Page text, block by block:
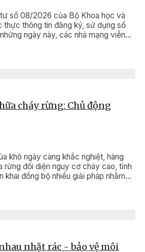
số 08/2026 của Bộ Khoa học và
thực thông tin đăng ký, sử dụng số
ngày này, các nhà mạng viễn
cháy rừng: Chủ động
khô ngày càng khắc nghiệt, hàng
rừng đối diện nguy cơ cháy cao, tỉnh
khai đồng bộ nhiều giải pháp nhằm
nhặt rác - bảo vệ môi